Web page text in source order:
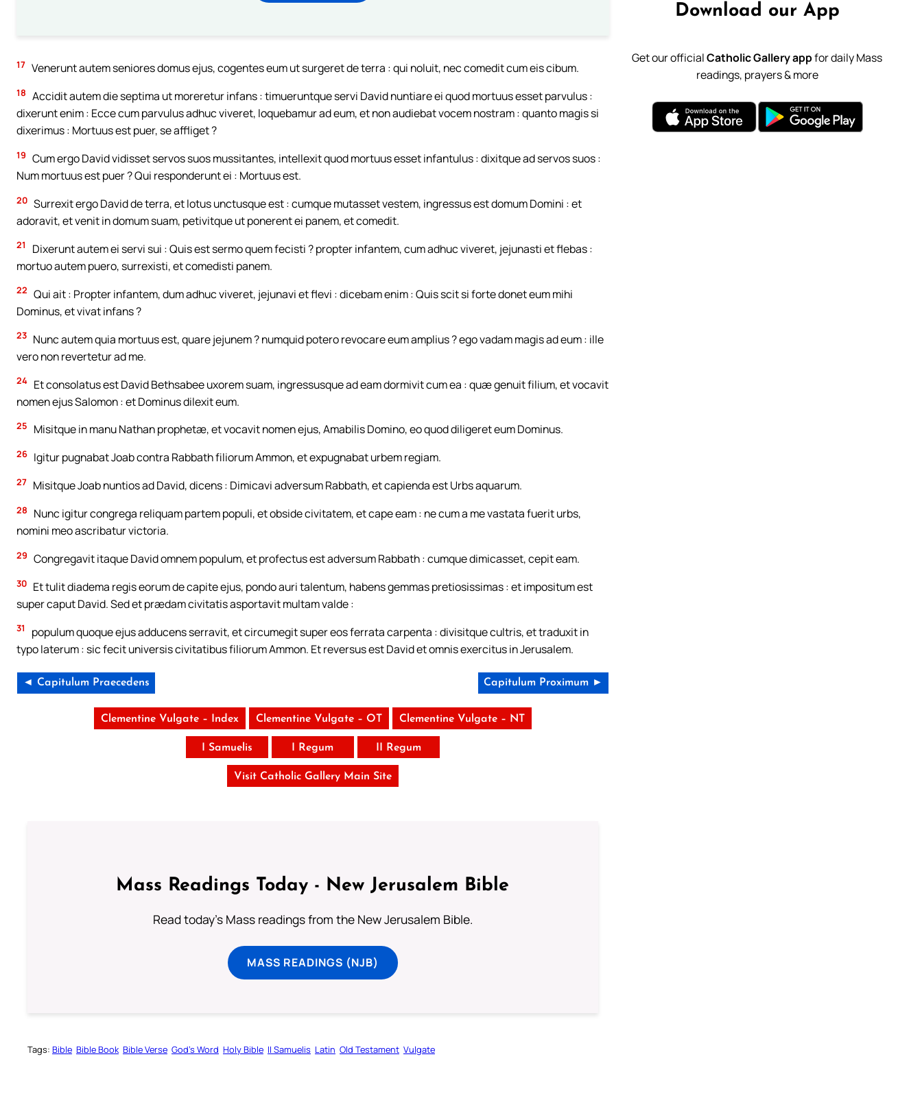
17 Venerunt autem seniores domus ejus, cogentes eum ut surgeret de terra : qui noluit, nec comedit cum eis cibum.
18 Accidit autem die septima ut moreretur infans : timueruntque servi David nuntiare ei quod mortuus esset parvulus :
dixerunt enim : Ecce cum parvulus adhuc viveret, loquebamur ad eum, et non audiebat vocem nostram : quanto magis si
dixerimus : Mortuus est puer, se affliget ?
19 Cum ergo David vidisset servos suos mussitantes, intellexit quod mortuus esset infantulus : dixitque ad servos suos :
Num mortuus est puer ? Qui responderunt ei : Mortuus est.
20 Surrexit ergo David de terra, et lotus unctusque est : cumque mutasset vestem, ingressus est domum Domini : et
adoravit, et venit in domum suam, petivitque ut ponerent ei panem, et comedit.
21
Dixerunt autem ei servi sui : Quis est sermo quem fecisti ? propter infantem, cum adhuc viveret, jejunasti et flebas :
mortuo autem puero, surrexisti, et comedisti panem.
22 Qui ait : Propter infantem, dum adhuc viveret, jejunavi et flevi : dicebam enim : Quis scit si forte donet eum mihi
Dominus, et vivat infans ?
23 Nunc autem quia mortuus est, quare jejunem ? numquid potero revocare eum amplius ? ego vadam magis ad eum : ille
vero non revertetur ad me.
24 Et consolatus est David Bethsabee uxorem suam, ingressusque ad eam dormivit cum ea : quæ genuit filium, et vocavit
nomen ejus Salomon : et Dominus dilexit eum.
25 Misitque in manu Nathan prophetæ, et vocavit nomen ejus, Amabilis Domino, eo quod diligeret eum Dominus.
26 Igitur pugnabat Joab contra Rabbath filiorum Ammon, et expugnabat urbem regiam.
27 Misitque Joab nuntios ad David, dicens : Dimicavi adversum Rabbath, et capienda est Urbs aquarum.
28
Nunc igitur congrega reliquam partem populi, et obside civitatem, et cape eam : ne cum a me vastata fuerit urbs,
nomini meo ascribatur victoria.
29 Congregavit itaque David omnem populum, et profectus est adversum Rabbath : cumque dimicasset, cepit eam.
30 Et tulit diadema regis eorum de capite ejus, pondo auri talentum, habens gemmas pretiosissimas : et impositum est
super caput David. Sed et prædam civitatis asportavit multam valde :
31
populum quoque ejus adducens serravit, et circumegit super eos ferrata carpenta : divisitque cultris, et traduxit in
typo laterum : sic fecit universis civitatibus filiorum Ammon. Et reversus est David et omnis exercitus in Jerusalem.
◄ Capitulum Praecedens Capitulum Proximum ►
Clementine Vulgate – Index Clementine Vulgate – OT Clementine Vulgate – NT
I Samuelis I Regum II Regum
Visit Catholic Gallery Main Site
Mass Readings Today - New Jerusalem Bible
Read today's Mass readings from the New Jerusalem Bible.
MASS READINGS (NJB)
Tags: Bible Bible Book Bible Verse God’s Word Holy Bible II Samuelis Latin Old Testament Vulgate
Download our App
Get our officialCatholic Gallery appfor daily Mass
readings, prayers & more